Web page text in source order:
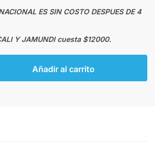
ES SIN COSTO DESPUES DE 4
Y JAMUNDI cuesta $12000.
Añadir al carrito